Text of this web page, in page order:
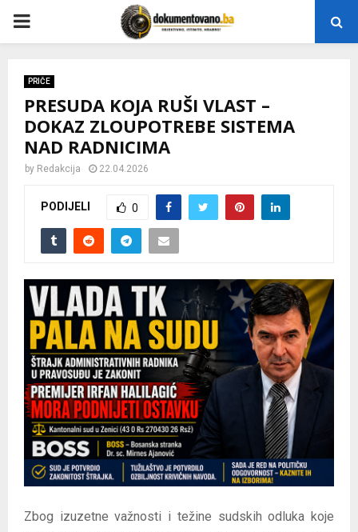
P
M
Y
M
N
U
PRIČE
PRESUDA KOJA RUŠI VLAST –
DOKAZ ZLOUPOTREBE SISTEMA
NAD RADNICIMA
by Redakcija 22.04.2026
PODIJELI 0
Zbog izuzetne važnosti i težine sudskih odluka koje